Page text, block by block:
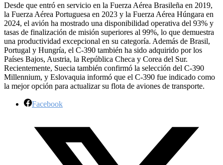
Desde que entró en servicio en la Fuerza Aérea Brasileña en 2019,
la Fuerza Aérea Portuguesa en 2023 y la Fuerza Aérea Húngara en
2024, el avión ha mostrado una disponibilidad operativa del 93% y
tasas de finalización de misión superiores al 99%, lo que demuestra
una productividad excepcional en su categoría. Además de Brasil,
Portugal y Hungría, el C-390 también ha sido adquirido por los
Países Bajos, Austria, la República Checa y Corea del Sur.
Recientemente, Suecia también confirmó la selección del C-390
Millennium, y Eslovaquia informó que el C-390 fue indicado como
la mejor opción para actualizar su flota de aviones de transporte.
Facebook